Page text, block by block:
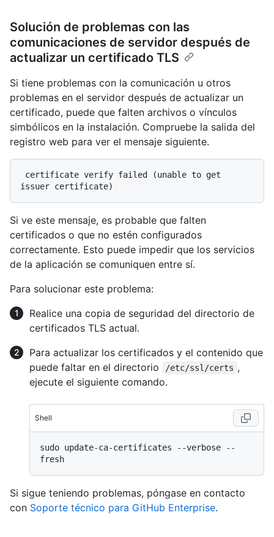
Solución de problemas con las
comunicaciones de servidor después de
actualizar un certificado TLS
Si tiene problemas con la comunicación u otros
problemas en el servidor después de actualizar un
certificado, puede que falten archivos o vínculos
simbólicos en la instalación. Compruebe la salida del
registro web para ver el mensaje siguiente.
Si ve este mensaje, es probable que falten
certificados o que no estén configurados
correctamente. Esto puede impedir que los servicios
de la aplicación se comuniquen entre sí.
Para solucionar este problema:
Realice una copia de seguridad del directorio de
certificados TLS actual.
Para actualizar los certificados y el contenido que
puede faltar en el directorio
/etc/ssl/certs ,
ejecute el siguiente comando.
Shell
sudo update-ca-certificates --verbose --
Si sigue teniendo problemas, póngase en contacto
con Soporte técnico para GitHub Enterprise.